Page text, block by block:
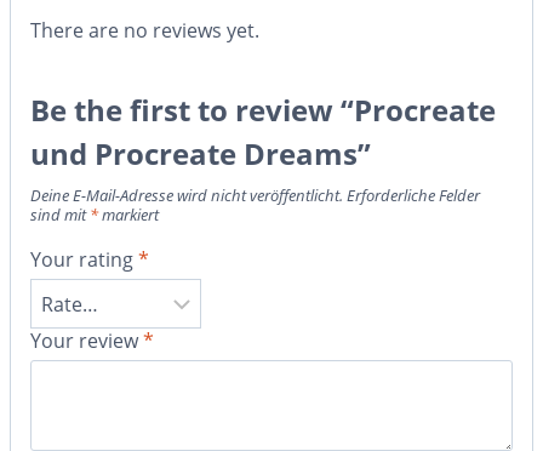
There are no reviews yet.
Be the first to review “Procreate
und Procreate Dreams”
Deine E-Mail-Adresse wird nicht veröffentlicht. Erforderliche Felder
sind mit*markiert
Your rating*
Your review*